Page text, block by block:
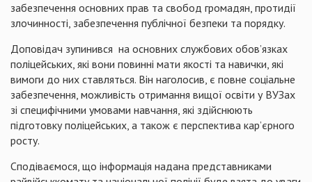
забезпечення основних прав та свобод громадян, протидії
злочинності, забезпечення публічної безпеки та порядку.
Доповідач зупинився на основних службових обов’язках
поліцейських, які вони повинні мати якості та навички, які
вимоги до них ставляться. Він наголосив, є повне соціальне
забезпечення, можливість отримання вищої освіти у ВУЗах
зі специфічними умовами навчання, які здійснюють
підготовку поліцейських, а також є перспектива кар’єрного
росту.
Сподіваємося, що інформація надана представниками